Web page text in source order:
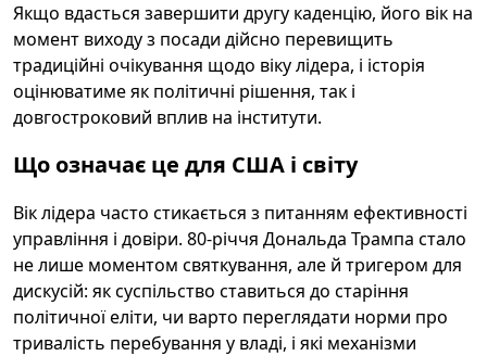
Якщо вдасться завершити другу каденцію, його вік на
момент виходу з посади дійсно перевищить
традиційні очікування щодо віку лідера, і історія
оцінюватиме як політичні рішення, так і
довгостроковий вплив на інститути.
Що означає це для США і світу
Вік лідера часто стикається з питанням ефективності
управління і довіри. 80-річчя Дональда Трампа стало
не лише моментом святкування, але й тригером для
дискусій: як суспільство ставиться до старіння
політичної еліти, чи варто переглядати норми про
тривалість перебування у владі, і які механізми